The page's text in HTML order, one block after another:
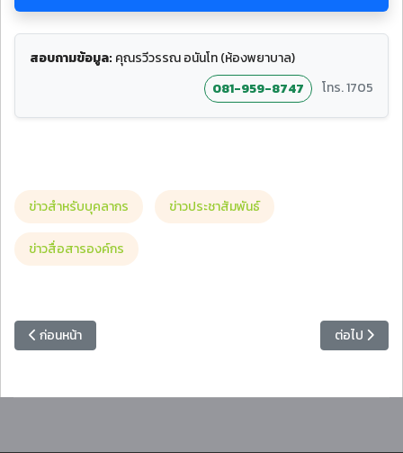
สอบถามข้อมูล: คุณรวีวรรณ อนันโท (ห้องพยาบาล)
081-959-8747
โทร. 1705
ข่าวสำหรับบุคลากร ข่าวประชาสัมพันธ์
ข่าวสื่อสารองค์กร
เนื้อหาก่อนหน้า: ขอเชิญร่วมตอบแบบสอบถามราชภัฏโพล (Rajabhat
ก่อนหน้า เนื้อหาถัดไป
ต่อไป